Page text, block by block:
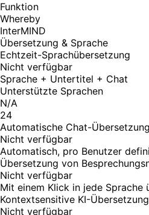
Funktion
Whereby
InterMIND
Übersetzung & Sprache
Echtzeit-Sprachübersetzung
Nicht verfügbar
Sprache + Untertitel + Chat
Unterstützte Sprachen
N/A
24
Automatische Chat-Übersetzung
Nicht verfügbar
Automatisch, pro Benutzer
Übersetzung von
Nicht verfügbar
Mit einem Klick in jede Sprache
Kontextsensitive KI-Übersetzung
Nicht verfügbar